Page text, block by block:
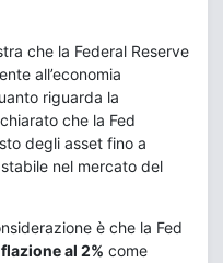
che la Federal Reserve
all’economia
riguarda la
che la Fed
degli asset fino a
nel mercato del
è che la Fed
al 2% come